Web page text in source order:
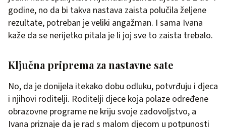
godine, no da bi takva nastava zaista polučila željene
rezultate, potreban je veliki angažman. I sama Ivana
kaže da se nerijetko pitala je li joj sve to zaista trebalo.
Ključna priprema za nastavne sate
No, da je donijela itekako dobu odluku, potvrđuju i djeca
i njihovi roditelji. Roditelji djece koja polaze određene
obrazovne programe ne kriju svoje zadovoljstvo, a
Ivana priznaje da je rad s malom djecom u potpunosti